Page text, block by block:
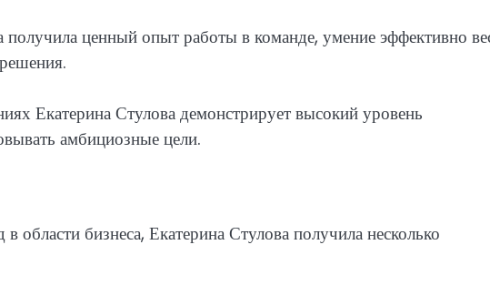
ценный опыт работы в команде, умение эффективно
Екатерина Стулова демонстрирует высокий уровень
амбициозные цели.
области бизнеса, Екатерина Стулова получила несколько